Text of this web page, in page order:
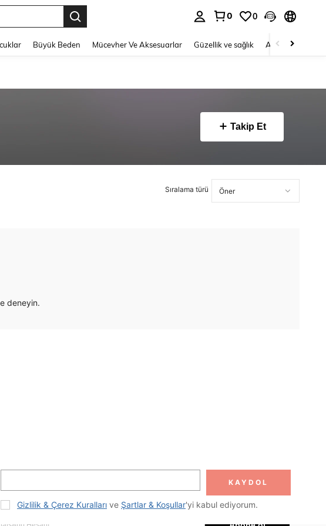
0 0
Büyük Beden Mücevher Ve Aksesuarlar Güzellik ve sağlık Ayakkabı
Takip Et
Sıralama türü
deneyin.
IÇIN KAYDOLUN
KAYDOL
Gizlilik & Çerez Kuralları ve Şartlar & Koşullar'yi kabul ediyorum.